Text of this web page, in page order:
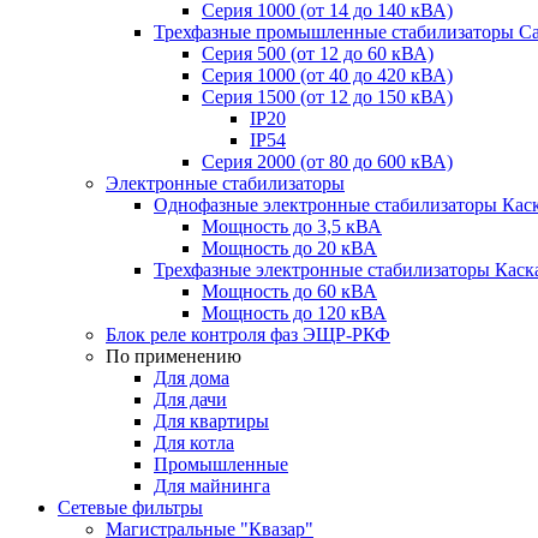
Серия 1000 (от 14 до 140 кВА)
Трехфазные промышленные стабилизаторы
Cерия 500 (от 12 до 60 кВА)
Серия 1000 (от 40 до 420 кВА)
Серия 1500 (от 12 до 150 кВА)
IP20
IP54
Серия 2000 (от 80 до 600 кВА)
Электронные стабилизаторы
Однофазные электронные стабилизаторы
Мощность до 3,5 кВА
Мощность до 20 кВА
Трехфазные электронные стабилизаторы
Мощность до 60 кВА
Мощность до 120 кВА
Блок реле контроля фаз ЭЩР-РКФ
По применению
Для дома
Для дачи
Для квартиры
Для котла
Промышленные
Для майнинга
Сетевые фильтры
Магистральные "Квазар"